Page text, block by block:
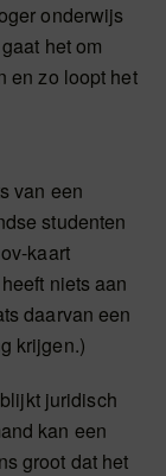
onderwijs
het om
en zo loopt het
van een
studenten
kaart
niets aan
daarvan een
krijgen.)
juridisch
kan een
groot dat het